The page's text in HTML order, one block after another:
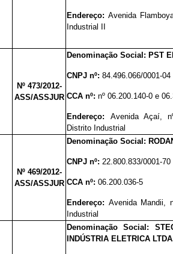
Endereço:Avenida
Industrial II
Nº 473/2012-
ASS/ASSJUR
Denominação Social: PST
CNPJ nº:84.496.066/0001-04
CCA nº:nº 06.200.140-0 e
Endereço: Avenida Açaí,
Distrito Industrial
Nº 469/2012-
ASS/ASSJUR
Denominação Social:
CNPJ nº:22.800.833/0001-70
CCA nº:06.200.036-5
Endereço: Avenida Mandii,
Industrial
Denominação Social:
INDÚSTRIA ELETRICA